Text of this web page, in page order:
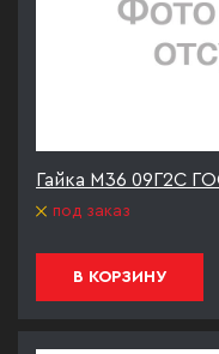
Гайка М36 09Г2С
под заказ
В КОРЗИНУ